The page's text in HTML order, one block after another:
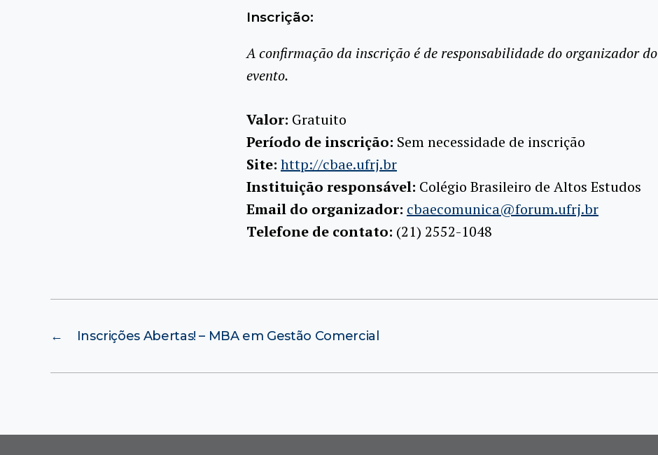
Inscrição:
A confirmação da inscrição é de responsabilidade do organizador do
evento.
Valor: Gratuito
Período de inscrição: Sem necessidade de inscrição
Site: http://cbae.ufrj.br
Instituição responsável: Colégio Brasileiro de Altos Estudos
Email do organizador: cbaecomunica@forum.ufrj.br
Telefone de contato: (21) 2552-1048
← Inscrições Abertas! – MBA em Gestão Comercial